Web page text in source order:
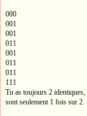
000
001
001
011
001
011
011
111
Tu as toujours 2
sont seulement 1 fois sur 2.